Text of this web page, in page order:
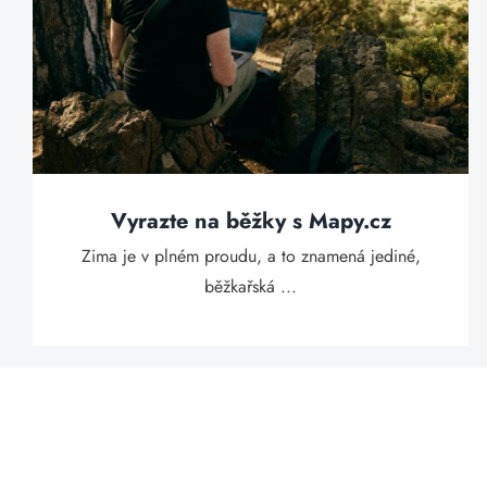
Vyrazte na běžky s Mapy.cz
Zima je v plném proudu, a to znamená jediné,
běžkařská ...